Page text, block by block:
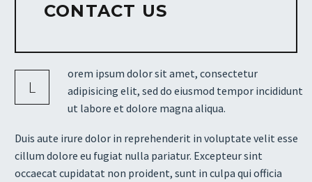
CONTACT US
L
orem ipsum dolor sit amet, consectetur
adipisicing elit, sed do eiusmod tempor incididunt
ut labore et dolore magna aliqua.
Duis aute irure dolor in reprehenderit in voluptate velit esse
cillum dolore eu fugiat nulla pariatur. Excepteur sint
occaecat cupidatat non proident, sunt in culpa qui officia